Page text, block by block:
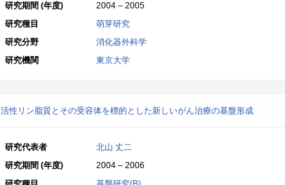
研究期間 (年度)
2004 – 2005
研究種目
萌芽研究
研究分野
消化器外科学
研究機関
東京大学
活性リン脂質とその受容体を標的とした新しいがん治療の基盤形成
研究代表者
北山 丈二
研究期間 (年度)
2004 – 2006